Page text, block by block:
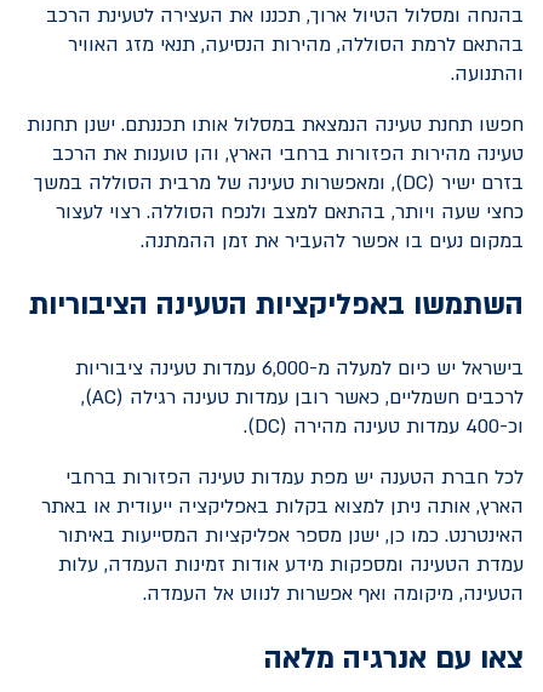
בהנחה ומסלול הטיול ארוך, תכננו את העצירה לטעינת הרכב
בהתאם לרמת הסוללה, מהירות הנסיעה, תנאי מזג האוויר
והתנועה.
חפשו תחנת טעינה הנמצאת במסלול אותו תכננתם. ישנן תחנות
טעינה מהירות הפזורות ברחבי הארץ, והן טוענות את הרכב
בזרם ישיר (DC), ומאפשרות טעינה של מרבית הסוללה במשך
כחצי שעה ויותר, בהתאם למצב ולנפח הסוללה. רצוי לעצור
במקום נעים בו אפשר להעביר את זמן ההמתנה.
השתמשו באפליקציות הטעינה הציבוריות
בישראל יש כיום למעלה מ-6,000 עמדות טעינה ציבוריות
לרכבים חשמליים, כאשר רובן עמדות טעינה רגילה (AC
),
וכ-400 עמדות טעינה מהירה (
DC
).
לכל חברת הטענה יש מפת עמדות טעינה הפזורות ברחבי
הארץ, אותה ניתן למצוא בקלות באפליקציה ייעודית או באתר
האינטרנט. כמו כן, ישנן מספר אפליקציות המסייעות באיתור
עמדת הטעינה ומספקות מידע אודות זמינות העמדה, עלות
הטעינה, מיקומה ואף אפשרות לנווט אל העמדה.
צאו עם אנרגיה מלאה